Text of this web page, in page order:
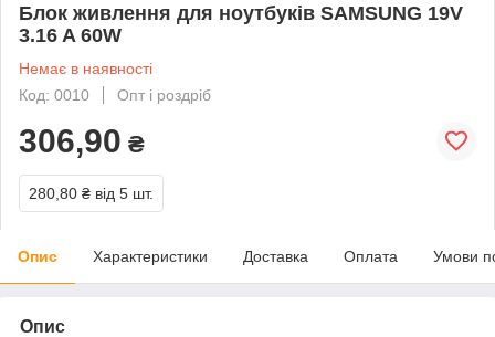
Блок живлення для ноутбуків SAMSUNG 19V
3.16 A 60W
Немає в наявності
Код: 0010
Опт і роздріб
306,90 ₴
280,80 ₴ від 5 шт.
Опис Характеристики Доставка Оплата Умови
Опис